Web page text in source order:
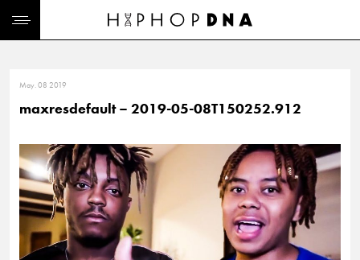
May. 08 2019
maxresdefault – 2019-05-08T150252.912